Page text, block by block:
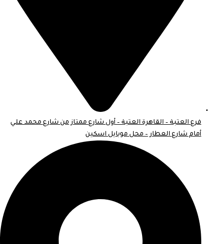
فرع العتبة – القاهرة العتبة – أول شارع ممتاز من شارع محمد علي
أمام شارع العطار – محل موبايل اسكين